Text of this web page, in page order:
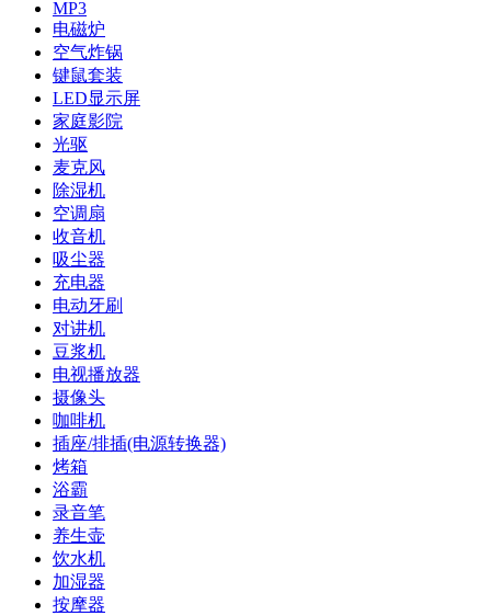
MP3
电磁炉
空气炸锅
键鼠套装
LED显示屏
家庭影院
光驱
麦克风
除湿机
空调扇
收音机
吸尘器
充电器
电动牙刷
对讲机
豆浆机
电视播放器
摄像头
咖啡机
插座/排插(电源转换器)
烤箱
浴霸
录音笔
养生壶
饮水机
加湿器
按摩器